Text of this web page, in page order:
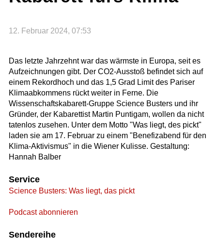
12. Februar 2024, 07:53
Das letzte Jahrzehnt war das wärmste in Europa, seit es
Aufzeichnungen gibt. Der CO2-Ausstoß befindet sich auf
einem Rekordhoch und das 1,5 Grad Limit des Pariser
Klimaabkommens rückt weiter in Ferne. Die
Wissenschaftskabarett-Gruppe Science Busters und ihr
Gründer, der Kabarettist Martin Puntigam, wollen da nicht
tatenlos zusehen. Unter dem Motto "Was liegt, des pickt"
laden sie am 17. Februar zu einem "Benefizabend für den
Klima-Aktivismus" in die Wiener Kulisse. Gestaltung:
Hannah Balber
Service
Science Busters: Was liegt, das pickt
Podcast abonnieren
Sendereihe